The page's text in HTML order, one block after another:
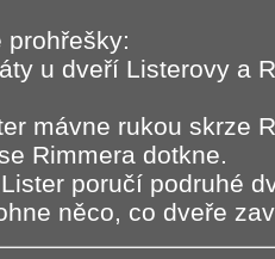
prohřešky:
u dveří Listerovy a
mávne rukou skrze
Rimmera dotkne.
poručí podruhé
něco, co dveře